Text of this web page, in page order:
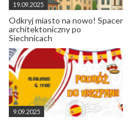
19.09.2025
Odkryj miasto na nowo! Spacer
architektoniczny po
Siechnicach
9.09.2025